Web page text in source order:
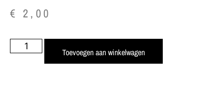
€ 2,00
Toevoegen aan winkelwagen